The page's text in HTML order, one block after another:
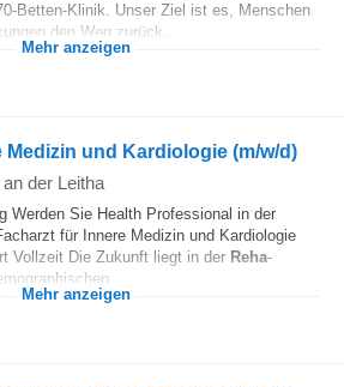
Betten-Klinik. Unser Ziel ist es, Menschen
den Weg zurück...
Mehr anzeigen
Medizin und Kardiologie (m/w/d)
der Leitha
Werden Sie Health Professional in der
für Innere Medizin und Kardiologie
Vollzeit Die Zukunft liegt in der Reha-
Mehr anzeigen